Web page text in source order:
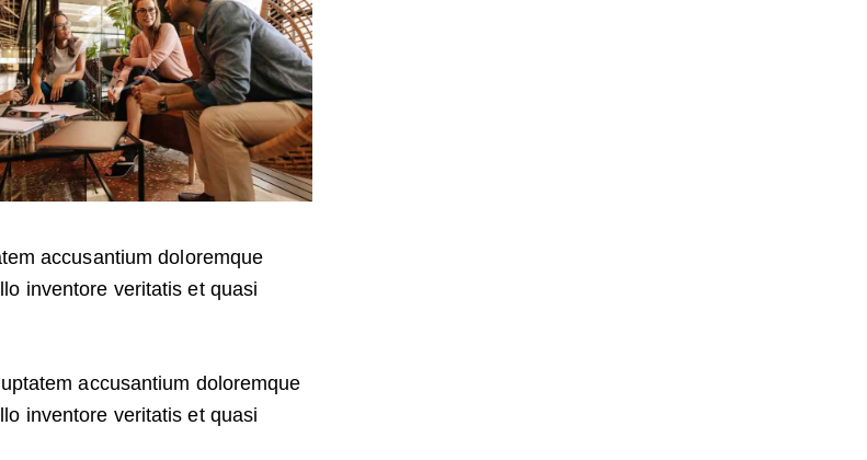
accusantium doloremque
inventore veritatis et quasi
accusantium doloremque
inventore veritatis et quasi